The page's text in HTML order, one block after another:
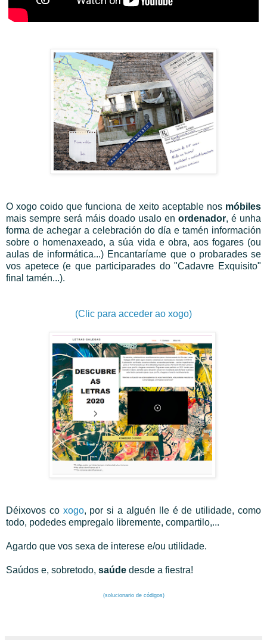
O xogo coido que funciona de xeito aceptable nos móbiles
mais sempre será máis doado usalo en ordenador, é unha
forma de achegar a celebración do día e tamén información
sobre o homenaxeado, a súa vida e obra, aos fogares (ou
aulas de informática...) Encantaríame que o probarades se
vos apetece (e que participarades do "Cadavre Exquisito"
final tamén...).
(Clic para acceder ao xogo)
Déixovos co xogo, por si a alguén lle é de utilidade, como
todo, podedes empregalo libremente, compartilo,...
Agardo que vos sexa de interese e/ou utilidade.
Saúdos e, sobretodo, saúde desde a fiestra!
(solucionario de códigos)